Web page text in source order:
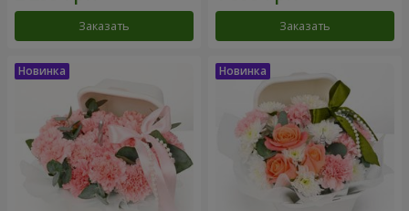
Заказать Заказать